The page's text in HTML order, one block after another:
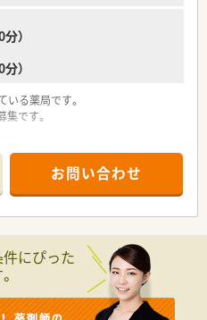
）
）
る薬局です。
です。
お問い合わせ
にぴった